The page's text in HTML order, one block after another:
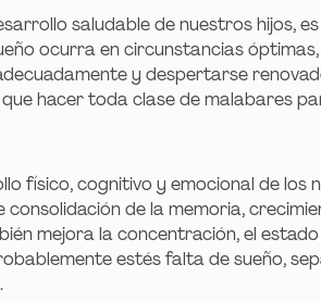
saludable de nuestros hijos,
ocurra en circunstancias óptimas,
y despertarse
hacer toda clase de malabares
físico, cognitivo y emocional de los
de la memoria,
mejora la concentración, el
estés falta de sueño,